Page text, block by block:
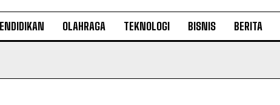
OLAHRAGA TEKNOLOGI BISNIS BERITA